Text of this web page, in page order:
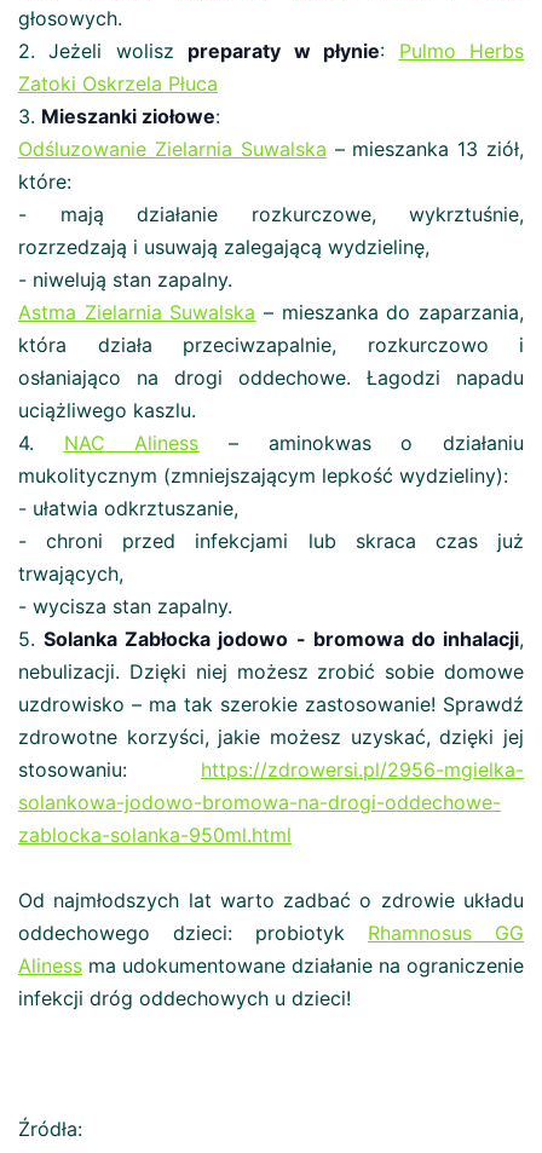
głosowych.
2. Jeżeli wolisz preparaty w płynie: Pulmo Herbs
Zatoki Oskrzela Płuca
3. Mieszanki ziołowe:
Odśluzowanie Zielarnia Suwalska – mieszanka 13 ziół,
które:
- mają działanie rozkurczowe, wykrztuśnie,
rozrzedzają i usuwają zalegającą wydzielinę,
- niwelują stan zapalny.
Astma Zielarnia Suwalska – mieszanka do zaparzania,
która działa przeciwzapalnie, rozkurczowo i
osłaniająco na drogi oddechowe. Łagodzi napadu
uciążliwego kaszlu.
4. NAC Aliness – aminokwas o działaniu
mukolitycznym (zmniejszającym lepkość wydzieliny):
- ułatwia odkrztuszanie,
- chroni przed infekcjami lub skraca czas już
trwających,
- wycisza stan zapalny.
5.Solanka Zabłocka jodowo - bromowa do inhalacji,
nebulizacji. Dzięki niej możesz zrobić sobie domowe
uzdrowisko – ma tak szerokie zastosowanie! Sprawdź
zdrowotne korzyści, jakie możesz uzyskać, dzięki jej
stosowaniu: https://zdrowersi.pl/2956-mgielka-
solankowa-jodowo-bromowa-na-drogi-oddechowe-
zablocka-solanka-950ml.html
Od najmłodszych lat warto zadbać o zdrowie układu
oddechowego dzieci: probiotyk Rhamnosus GG
Aliness ma udokumentowane działanie na ograniczenie
infekcji dróg oddechowych u dzieci!
Źródła: